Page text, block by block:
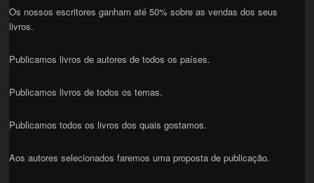
Os nossos escritores ganham até 50% sobre as vendas dos seus
livros.
Publicamos livros de autores de todos os países.
Publicamos livros de todos os temas.
Publicamos todos os livros dos quais gostamos.
Aos autores selecionados faremos uma proposta de publicação.